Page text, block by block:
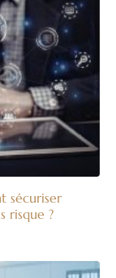
sécuriser
risque ?